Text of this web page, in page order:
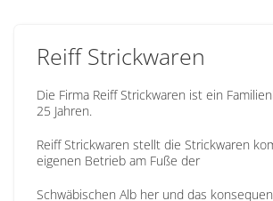
Reiff Strickwaren
Die Firma Reiff Strickwaren ist ein
25 Jahren.
Reiff Strickwaren stellt die Strickwaren
eigenen Betrieb am Fuße der
Schwäbischen Alb her und das